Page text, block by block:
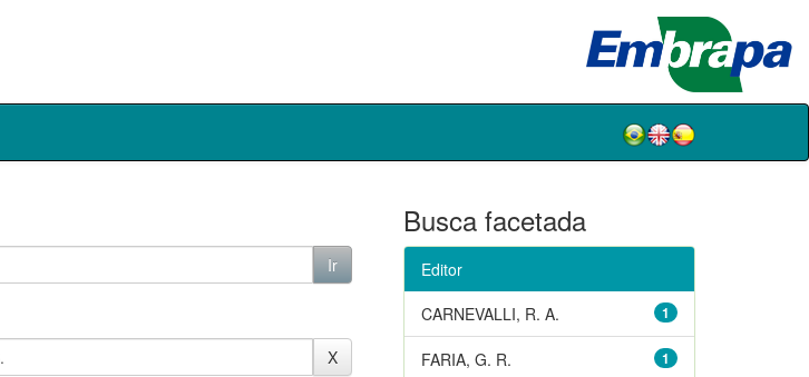
Busca facetada
Editor
1
CARNEVALLI, R. A.
1
FARIA, G. R.